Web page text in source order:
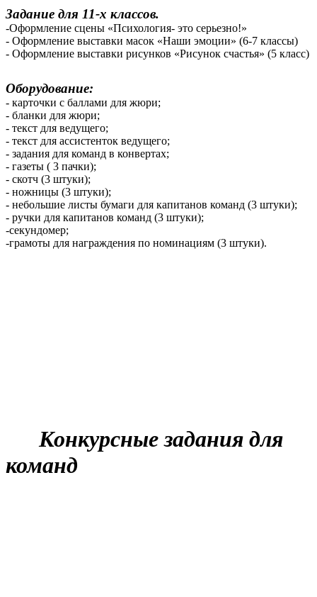
Задание для 11-х классов.
-Оформление сцены «Психология- это серьезно!»
- Оформление выставки масок «Наши эмоции» (6-7 классы)
- Оформление выставки рисунков «Рисунок счастья» (5 класс)
Оборудование:
- карточки с баллами для жюри;
- бланки для жюри;
- текст для ведущего;
- текст для ассистенток ведущего;
- задания для команд в конвертах;
- газеты ( 3 пачки);
- скотч (3 штуки);
- ножницы (3 штуки);
- небольшие листы бумаги для капитанов команд (3 штуки);
- ручки для капитанов команд (3 штуки);
-секундомер;
-грамоты для награждения по номинациям (3 штуки).
Конкурсные задания для
команд